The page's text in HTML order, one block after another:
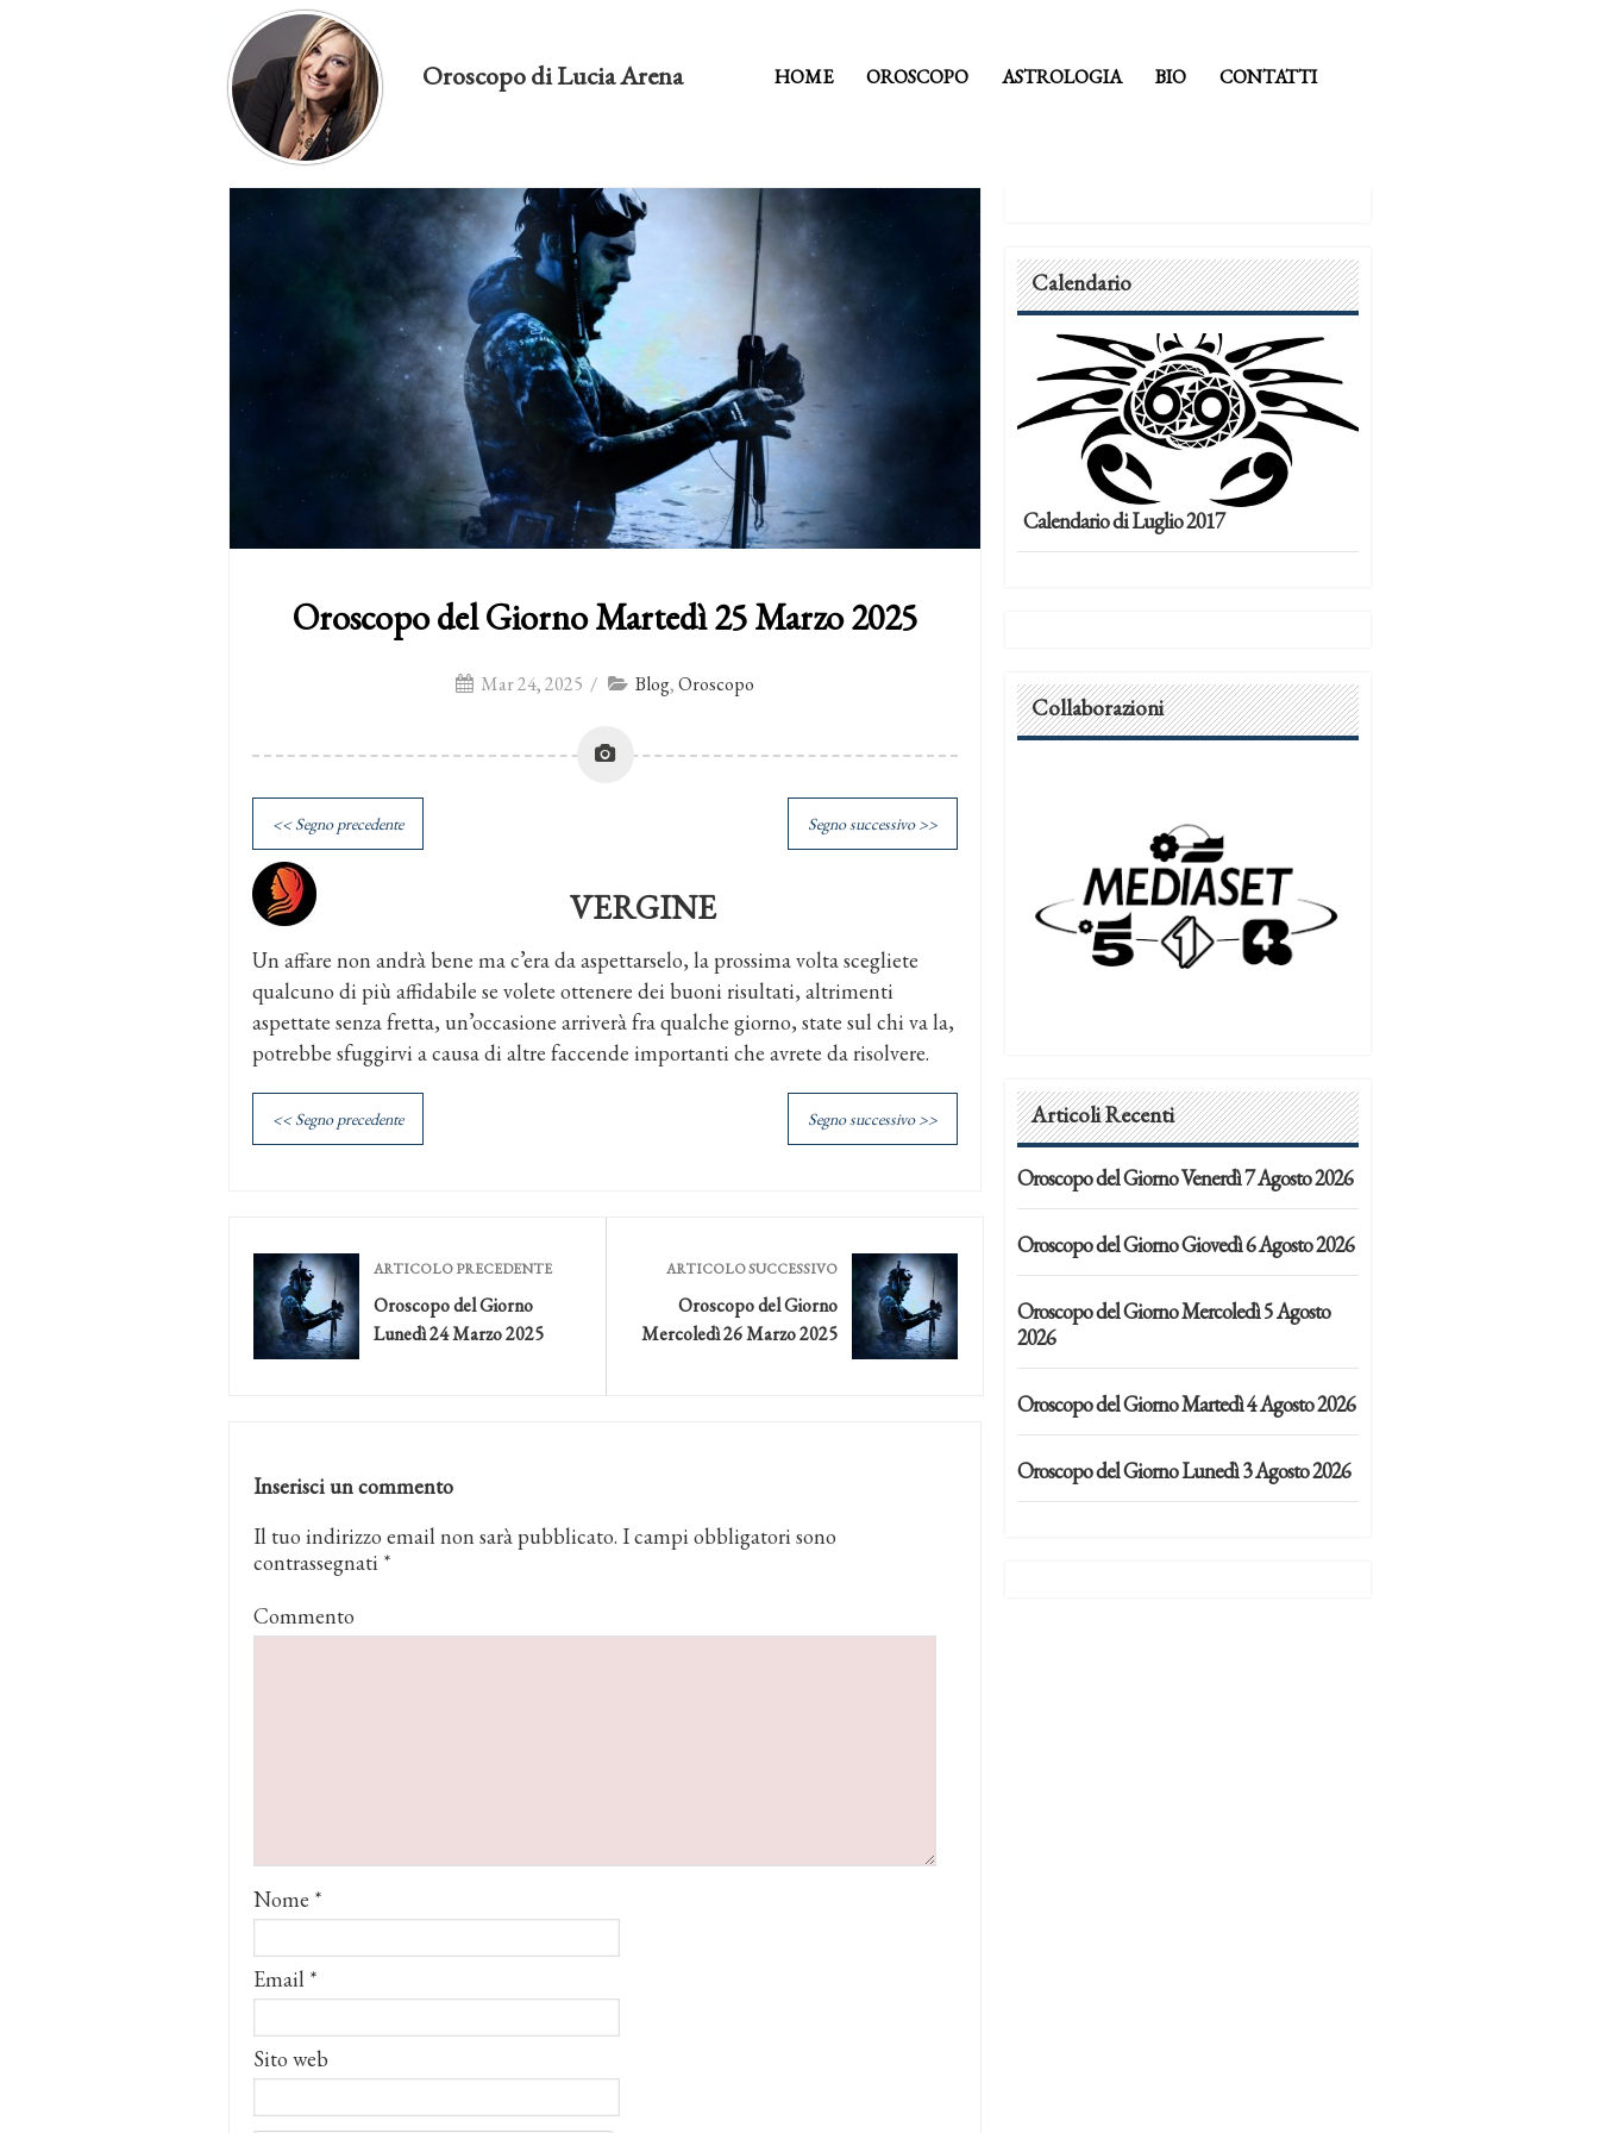
Oroscopo di Lucia Arena HOME OROSCOPO ASTROLOGIA BIO CONTATTI
Oroscopo del Giorno Martedì 25 Marzo 2025
Mar 24, 2025 / Blog,Oroscopo
<< Segno precedente Segno successivo >>
VERGINE
Un affare non andrà bene ma c’era da aspettarselo, la prossima volta scegliete
qualcuno di più affidabile se volete ottenere dei buoni risultati, altrimenti
aspettate senza fretta, un’occasione arriverà fra qualche giorno, state sul chi va la,
potrebbe sfuggirvi a causa di altre faccende importanti che avrete da risolvere.
<< Segno precedente Segno successivo >>
ARTICOLO PRECEDENTE
Oroscopo del Giorno
Lunedì 24 Marzo 2025
ARTICOLO SUCCESSIVO
Oroscopo del Giorno
Mercoledì 26 Marzo 2025
Inserisci un commento
Il tuo indirizzo email non sarà pubblicato. I campi obbligatori sono
contrassegnati *
Commento
Nome *
Email *
Sito web
Calendario
Calendario di Luglio 2017
Collaborazioni
Articoli Recenti
Oroscopo del Giorno Venerdì 7 Agosto 2026
Oroscopo del Giorno Giovedì 6 Agosto 2026
Oroscopo del Giorno Mercoledì 5 Agosto
2026
Oroscopo del Giorno Martedì 4 Agosto 2026
Oroscopo del Giorno Lunedì 3 Agosto 2026